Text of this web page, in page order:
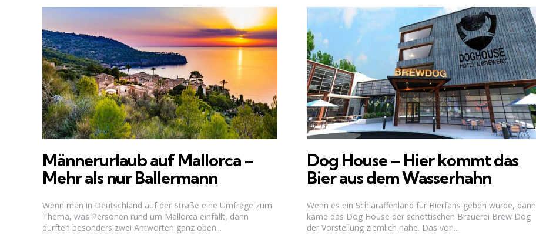
Männerurlaub auf Mallorca –
Mehr als nur Ballermann
Wenn man in Deutschland auf der Straße eine Umfrage zum
Thema, was Personen rund um Mallorca einfällt, dann
dürften besonders zwei Antworten ganz oben...
Dog House – Hier kommt das
Bier aus dem Wasserhahn
Wenn es ein Schlaraffenland für Bierfans geben würde, dann
käme das Dog House der schottischen Brauerei Brew Dog
der Vorstellung ziemlich nahe. Das von...